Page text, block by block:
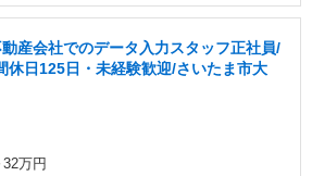
動産会社でのデータ入力スタッフ正社員/
休日125日・未経験歓迎/さいたま市大
32万円